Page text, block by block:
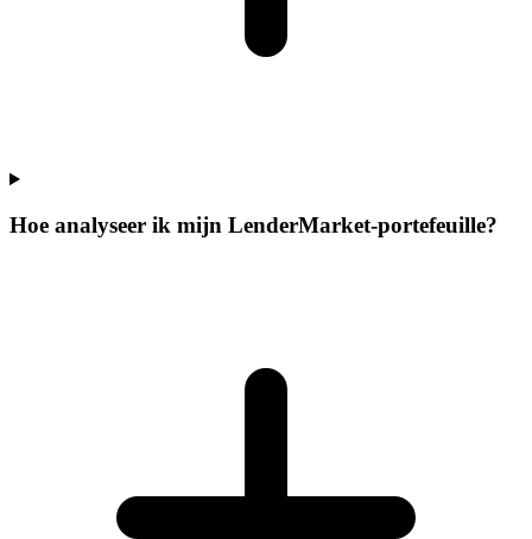
Hoe analyseer ik mijn LenderMarket-portefeuille?